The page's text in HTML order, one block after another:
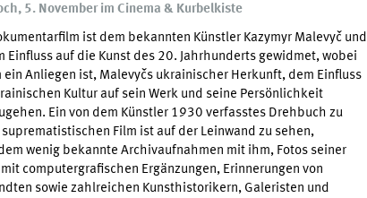
5. November im Cinema & Kurbelkiste
ist dem bekannten Künstler Kazymyr Malevyč und
Einfluss auf die Kunst des 20. Jahrhunderts gewidmet, wobei
ein Anliegen ist, Malevyčs ukrainischer Herkunft, dem Einfluss
Kultur auf sein Werk und seine Persönlichkeit
Ein von dem Künstler 1930 verfasstes Drehbuch zu
suprematistischen Film ist auf der Leinwand zu sehen,
wenig bekannte Archivaufnahmen mit ihm, Fotos seiner
computergrafischen Ergänzungen, Erinnerungen von
sowie zahlreichen Kunsthistorikern, Galeristen und